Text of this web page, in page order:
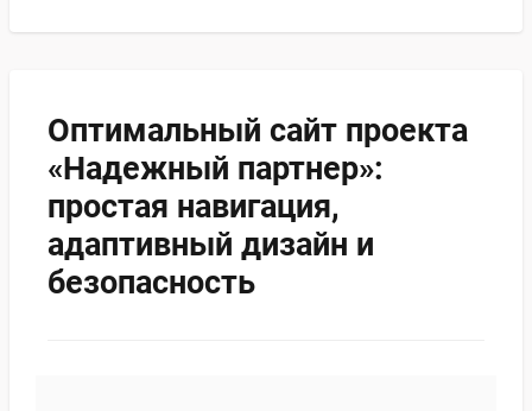
Оптимальный сайт проекта
«Надежный партнер»:
простая навигация,
адаптивный дизайн и
безопасность